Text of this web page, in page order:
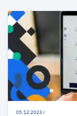
05.12.2023 r